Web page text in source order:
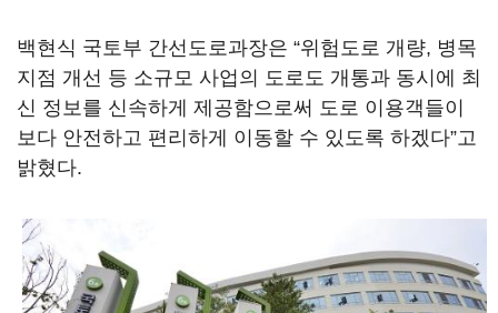
백현식 국토부 간선도로과장은 “위험도로 개량, 병목
지점 개선 등 소규모 사업의 도로도 개통과 동시에 최
신 정보를 신속하게 제공함으로써 도로 이용객들이
보다 안전하고 편리하게 이동할 수 있도록 하겠다”고
밝혔다.